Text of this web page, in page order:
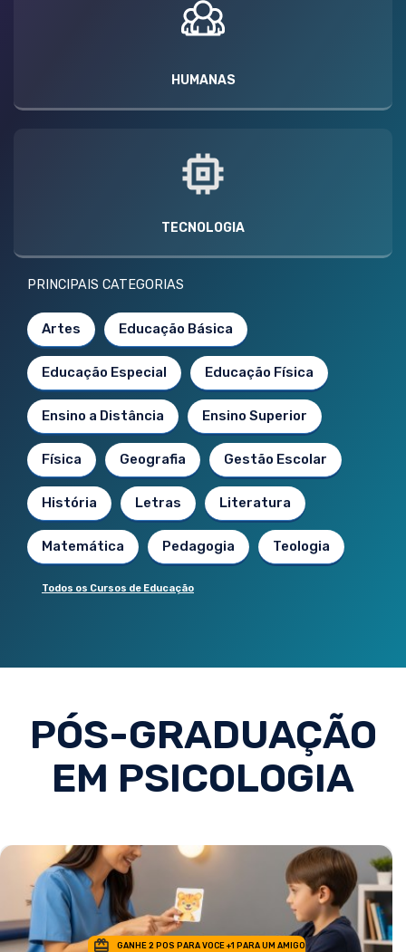
HUMANAS
TECNOLOGIA
PRINCIPAIS CATEGORIAS
Artes Educação Básica
Educação Especial Educação Física
Ensino a Distância Ensino Superior
Física Geografia Gestão Escolar
História Letras Literatura
Matemática Pedagogia Teologia
Todos os Cursos de Educação
PÓS-GRADUAÇÃO
EM PSICOLOGIA
GANHE 2 POS PARA VOCE +1 PARA UM AMIGO